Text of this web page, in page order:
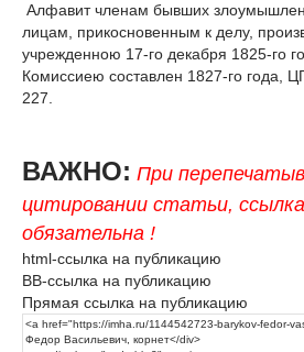
Алфавит членам бывших
лицам, прикосновенным к делу,
учрежденною 17-го декабря 1825-го
Комиссиею составлен 1827-го года,
227.
ВАЖНО: При
цитировании статьи,
обязательна !
html-ссылка на публикацию
BB-ссылка на публикацию
Прямая ссылка на публикацию